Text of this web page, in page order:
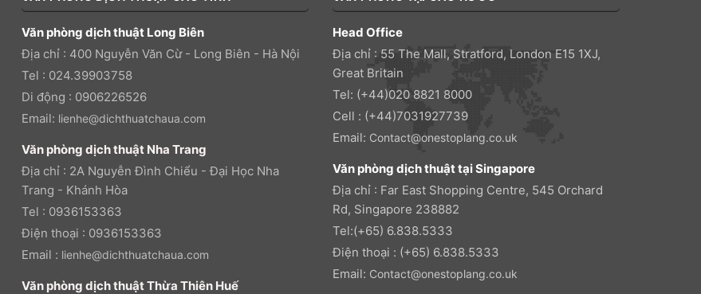
Văn phòng dịch thuật Long Biên
Địa chỉ : 400 Nguyễn Văn Cừ - Long Biên - Hà Nội
Tel : 024.39903758
Di động : 0906226526
Email: lienhe@dichthuatchaua.com
Văn phòng dịch thuật Nha Trang
Địa chỉ : 2A Nguyễn Đình Chiểu - Đại Học Nha
Trang - Khánh Hòa
Tel : 0936153363
Điện thoại : 0936153363
Email : lienhe@dichthuatchaua.com
Văn phòng dịch thuật Thừa Thiên Huế
Head Office
Địa chỉ : 55 The Mall, Stratford, London E15 1XJ,
Great Britain
Tel: (+44)020 8821 8000
Cell : (+44)7031927739
Email: Contact@onestoplang.co.uk
Văn phòng dịch thuật tại Singapore
Địa chỉ : Far East Shopping Centre, 545 Orchard
Rd, Singapore 238882
Tel:(+65) 6.838.5333
Điện thoại : (+65) 6.838.5333
Email: Contact@onestoplang.co.uk